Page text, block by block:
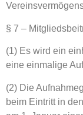
§ 7 –
(1) Es wird ein
eine einmalige
(2) Die
beim Eintritt in